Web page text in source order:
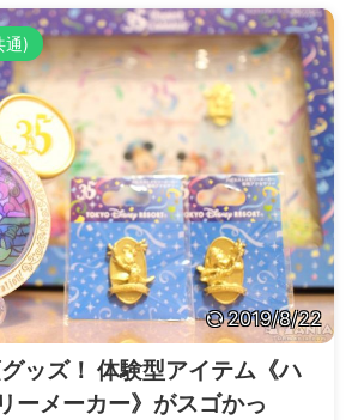
通)
2019/8/22
ッズ！ 体験型アイテム《ハ
ーメーカー》がスゴかっ